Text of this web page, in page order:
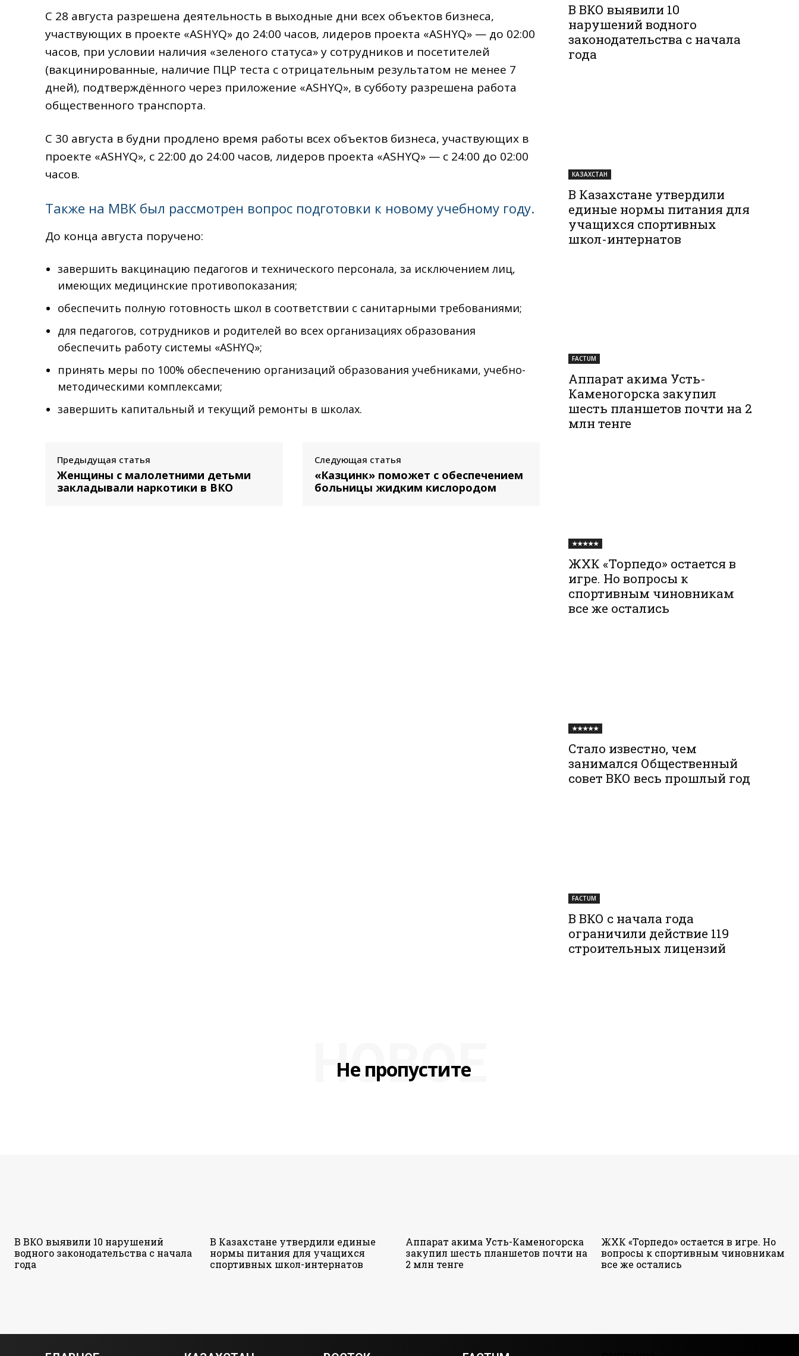
С 28 августа разрешена деятельность в выходные дни всех объектов бизнеса,
участвующих в проекте «ASHYQ» до 24:00 часов, лидеров проекта «ASHYQ» — до 02:00
часов, при условии наличия «зеленого статуса» у сотрудников и посетителей
(вакцинированные, наличие ПЦР теста с отрицательным результатом не менее 7
дней), подтверждённого через приложение «ASHYQ», в субботу разрешена работа
общественного транспорта.
С 30 августа в будни продлено время работы всех объектов бизнеса, участвующих в
проекте «ASHYQ», с 22:00 до 24:00 часов, лидеров проекта «ASHYQ» — с 24:00 до 02:00
часов.
Также на МВК был рассмотрен вопрос подготовки к новому учебному году.
До конца августа поручено:
завершить вакцинацию педагогов и технического персонала, за исключением лиц,
имеющих медицинские противопоказания;
обеспечить полную готовность школ в соответствии с санитарными требованиями;
для педагогов, сотрудников и родителей во всех организациях образования
обеспечить работу системы «ASHYQ»;
принять меры по 100% обеспечению организаций образования учебниками, учебно-
методическими комплексами;
завершить капитальный и текущий ремонты в школах.
Предыдущая статья
Женщины с малолетними детьми
закладывали наркотики в ВКО
Следующая статья
«Казцинк» поможет с обеспечением
больницы жидким кислородом
В ВКО выявили 10
нарушений водного
законодательства с начала
года
КАЗАХСТАН
В Казахстане утвердили
единые нормы питания для
учащихся спортивных
школ-интернатов
FACTUM
Аппарат акима Усть-
Каменогорска закупил
шесть планшетов почти на 2
млн тенге
★★★★★
ЖХК «Торпедо» остается в
игре. Но вопросы к
спортивным чиновникам
все же остались
★★★★★
Стало известно, чем
занимался Общественный
совет ВКО весь прошлый год
FACTUM
В ВКО с начала года
ограничили действие 119
строительных лицензий
Не пропустите
НОВОЕ
В ВКО выявили 10 нарушений
водного законодательства с начала
года
В Казахстане утвердили единые
нормы питания для учащихся
спортивных школ-интернатов
Аппарат акима Усть-Каменогорска
закупил шесть планшетов почти на
2 млн тенге
ЖХК «Торпедо» остается в игре. Но
вопросы к спортивным чиновникам
все же остались